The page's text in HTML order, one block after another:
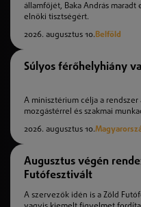
államfőjét, Baka András
elnöki tisztségért.
2026. augusztus 10.Belföld
Súlyos férőhelyhiány
A minisztérium célja a
mozgástérrel és szakmai
2026. augusztus 10.
Augusztus végén
Futófesztivált
A szervezők idén is a Zöld